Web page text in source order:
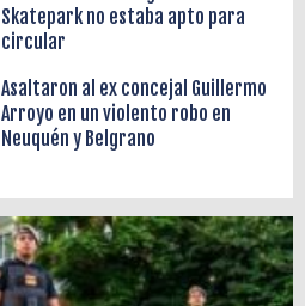
Skatepark no estaba apto para
circular
Asaltaron al ex concejal Guillermo
Arroyo en un violento robo en
Neuquén y Belgrano